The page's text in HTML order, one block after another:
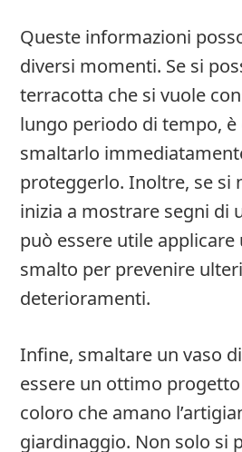
Queste informazioni
diversi momenti. Se si
terracotta che si vuole
lungo periodo di tempo,
smaltarlo
proteggerlo. Inoltre, se si
inizia a mostrare segni di
può essere utile
smalto per prevenire
deterioramenti.
Infine, smaltare un vaso
essere un ottimo
coloro che amano
giardinaggio. Non solo si